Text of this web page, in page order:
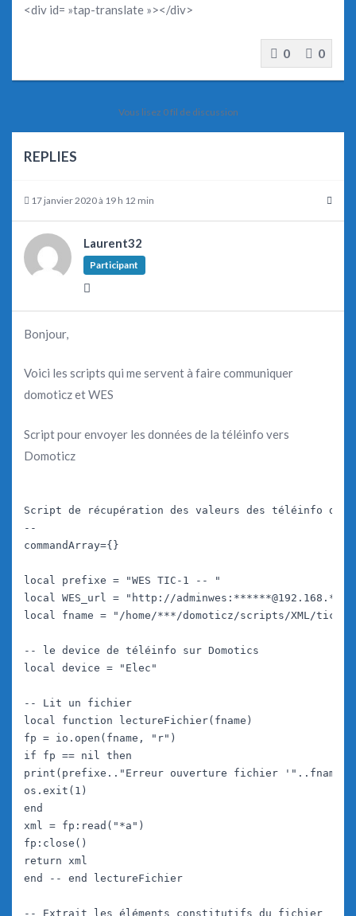
<div id= »tap-translate »></div>
0 0
Vous lisez 0 fil de discussion
REPLIES
17 janvier 2020 à 19 h 12 min
Laurent32
Participant
Bonjour,
Voici les scripts qui me servent à faire communiquer
domoticz et WES
Script pour envoyer les données de la téléinfo vers
Domoticz
Script de récupération des valeurs des téléinfo du
--
commandArray={}
local prefixe = "WES TIC-1 -- "
local WES_url = "http://
local fname = "/home/***/domoticz/scripts/XML/
-- le device de téléinfo sur Domotics
local device = "Elec"
-- Lit un fichier
local function lectureFichier(fname)
fp = io.open(fname, "r")
if fp == nil then
print(prefixe.."Erreur ouverture fichier
os.exit(1)
end
xml = fp:read("*a")
fp:close()
return xml
end -- end lectureFichier
-- Extrait les éléments constitutifs du fichier